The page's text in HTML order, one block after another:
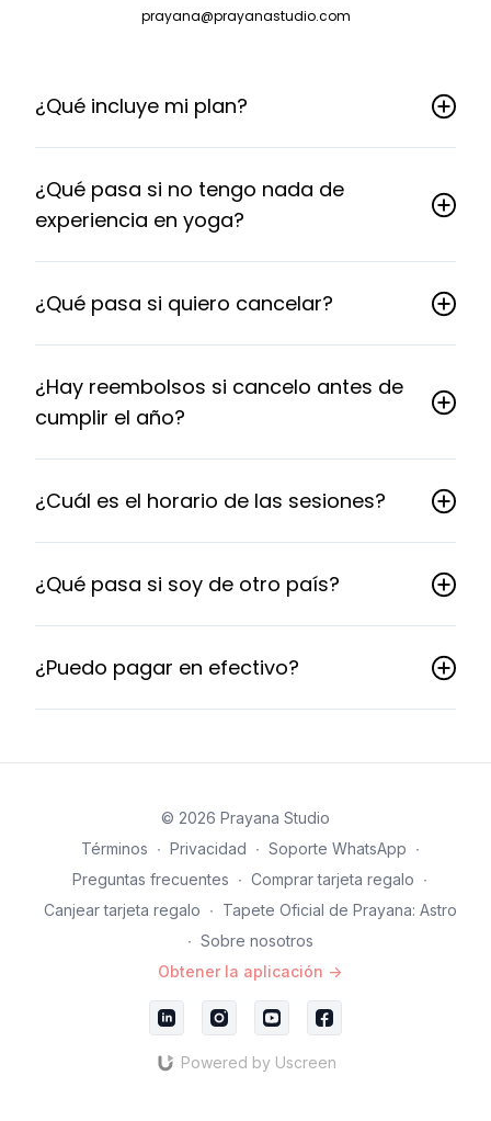
prayana@prayanastudio.com
¿Qué incluye mi plan?
¿Qué pasa si no tengo nada de
experiencia en yoga?
¿Qué pasa si quiero cancelar?
¿Hay reembolsos si cancelo antes de
cumplir el año?
¿Cuál es el horario de las sesiones?
¿Qué pasa si soy de otro país?
¿Puedo pagar en efectivo?
© 2026 Prayana Studio
Términos ∙ Privacidad ∙ Soporte WhatsApp ∙
Preguntas frecuentes ∙ Comprar tarjeta regalo ∙
Canjear tarjeta regalo ∙ Tapete Oficial de Prayana: Astro
∙ Sobre nosotros
Obtener la aplicación ->
Powered by Uscreen